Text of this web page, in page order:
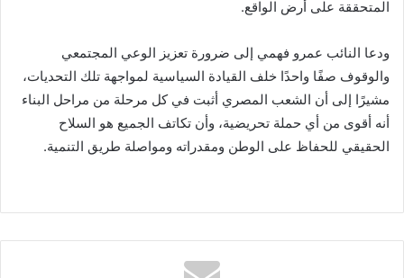
المتحققة على أرض الواقع.
ودعا النائب عمرو فهمي إلى ضرورة تعزيز الوعي المجتمعي
والوقوف صفًا واحدًا خلف القيادة السياسية لمواجهة تلك التحديات،
مشيرًا إلى أن الشعب المصري أثبت في كل مرحلة من مراحل البناء
أنه أقوى من أي حملة تحريضية، وأن تكاتف الجميع هو السلاح
الحقيقي للحفاظ على الوطن ومقدراته ومواصلة طريق التنمية.